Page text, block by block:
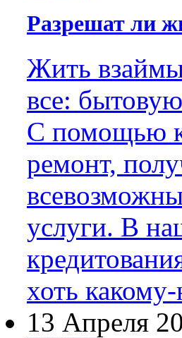
Разрешат ли
Жить
все:
С помощью
ремонт,
услуги. В
хоть
13 Апреля